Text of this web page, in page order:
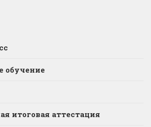
обучение
итоговая аттестация